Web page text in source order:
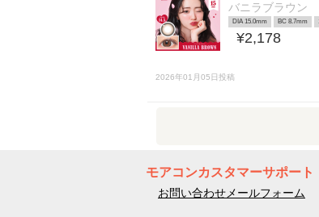
バニラブラウン
DIA 15.0mm BC 8.7mm
¥2,178
2026年01月05日投稿
モアコンカスタマーサポート
お問い合わせメールフォーム